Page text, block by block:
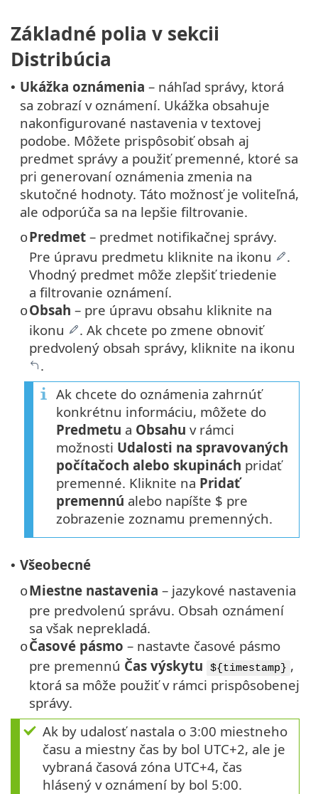
Základné polia v sekcii
Distribúcia
• Ukážka oznámenia – náhľad správy, ktorá
sa zobrazí v oznámení. Ukážka obsahuje
nakonfigurované nastavenia v textovej
podobe. Môžete prispôsobiť obsah aj
predmet správy a použiť premenné, ktoré sa
pri generovaní oznámenia zmenia na
skutočné hodnoty. Táto možnosť je voliteľná,
ale odporúča sa na lepšie filtrovanie.
oPredmet – predmet notifikačnej správy.
Pre úpravu predmetu kliknite na ikonu
.
Vhodný predmet môže zlepšiť triedenie
a filtrovanie oznámení.
oObsah – pre úpravu obsahu kliknite na
ikonu
. Ak chcete po zmene obnoviť
predvolený obsah správy, kliknite na ikonu
.
Ak chcete do oznámenia zahrnúť
konkrétnu informáciu, môžete do
Predmetu a Obsahu v rámci
možnosti Udalosti na spravovaných
počítačoch alebo skupinách pridať
premenné. Kliknite na Pridať
premennú alebo napíšte $ pre
zobrazenie zoznamu premenných.
• Všeobecné
oMiestne nastavenia – jazykové nastavenia
pre predvolenú správu. Obsah oznámení
sa však neprekladá.
oČasové pásmo – nastavte časové pásmo
pre premennú Čas výskytu ${timestamp} ,
ktorá sa môže použiť v rámci prispôsobenej
správy.
Ak by udalosť nastala o 3:00 miestneho
času a miestny čas by bol UTC+2, ale je
vybraná časová zóna UTC+4, čas
hlásený v oznámení by bol 5:00.